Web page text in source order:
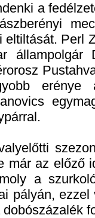
a
Perl
állampolgár
erénye
már az előző
a
pályán,